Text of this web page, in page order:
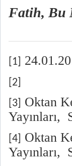
Fatih, Bu
[1]
[2]
[3]
Oktan
Yayınları,
[4]
Oktan
Yayınları,